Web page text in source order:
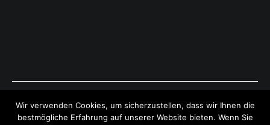
Copyright © 2026ExpressAntworten.com. All rights reserved.
Theme:Cenote by ThemeGrill. Powered byWordPress .
Wir verwenden Cookies, um sicherzustellen, dass wir Ihnen die
bestmögliche Erfahrung auf unserer Website bieten. Wenn Sie